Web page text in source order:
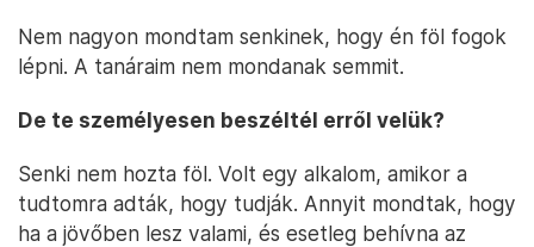
Nem nagyon mondtam senkinek, hogy én föl fogok
lépni. A tanáraim nem mondanak semmit.
De te személyesen beszéltél erről velük?
Senki nem hozta föl. Volt egy alkalom, amikor a
tudtomra adták, hogy tudják. Annyit mondtak, hogy
ha a jövőben lesz valami, és esetleg behívna az